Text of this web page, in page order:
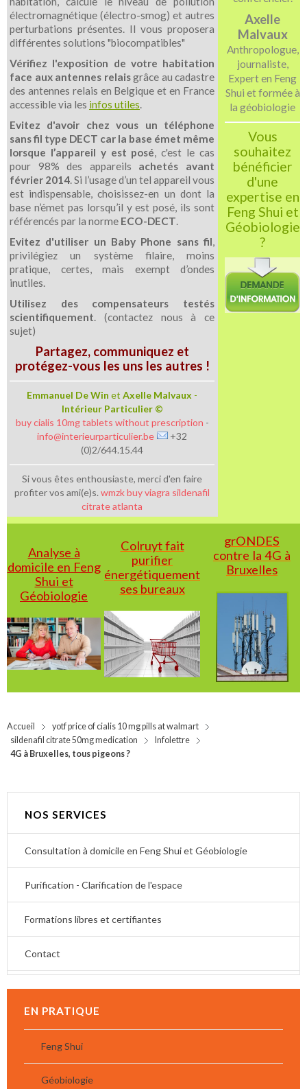
électromagnétique (électro-smog) et autres
perturbations présentes. Il vous proposera
différentes solutions "biocompatibles"
Vérifiez l'exposition de votre habitation
face aux antennes relaisgrâce au cadastre
des antennes relais en Belgique et en France
accessible via les infos utiles.
Evitez d'avoir chez vous un téléphone
sans fil type DECT car la base émet même
lorsque l’appareil y est posé, c'est le cas
pour 98% des appareils achetés avant
février 2014. Si l’usage d’un tel appareil vous
est indispensable, choisissez-en un dont la
base n’émet pas lorsqu’il y est posé, ils sont
référencés par la norme ECO-DECT.
Evitez d'utiliser un Baby Phone sans fil,
privilégiez un système filaire, moins
pratique, certes, mais exempt d’ondes
inutiles.
Utilisez des compensateurs testés
scientifiquement. (contactez nous à ce
sujet)
Partagez, communiquez et
protégez-vous les uns les autres !
Emmanuel De Win et Axelle Malvaux -
Intérieur Particulier ©
buy cialis 10mg tablets without prescription -
info@interieurparticulier.be
+32
(0)2/644.15.44
Si vous êtes enthousiaste, merci d'en faire
profiter vos ami(e)s. wmzk buy viagra sildenafil
citrate atlanta
Axelle
Malvaux
Anthropologue,
journaliste,
Expert en Feng
Shui et formée à
la géobiologie
Vous
souhaitez
bénéficier
d'une
expertise en
Feng Shui et
Géobiologie
?
Analyse à
domicile en Feng
Shui et
Géobiologie
Colruyt fait
purifier
énergétiquement
ses bureaux
grONDES
contre la 4G à
Bruxelles
Accueil
yotf price of cialis 10 mg pills at walmart
sildenafil citrate 50mg medication
Infolettre
4G à Bruxelles, tous pigeons ?
NOS SERVICES
Consultation à domicile en Feng Shui et Géobiologie
Purification - Clarification de l'espace
Formations libres et certifiantes
Contact
EN PRATIQUE
Feng Shui
Géobiologie